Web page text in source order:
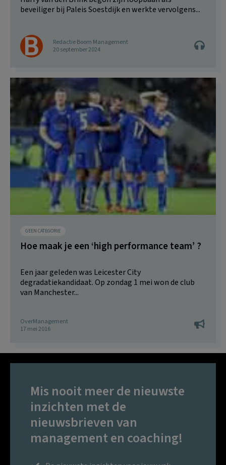
beveiliger bij Paleis Soestdijk en werkte vervolgens...
Redactie Boom Management
20 september 2024
GEEN CATEGORIE
Hoe maak je een ‘high performance team’ ?
Een jaar geleden was Leicester City
degradatiekandidaat. Op zondag 1 mei won de club
van Manchester...
OverManagement
17 mei 2016
Mis nooit meer de nieuwste
inzichten met de
nieuwsbrieven van
management en coaching!